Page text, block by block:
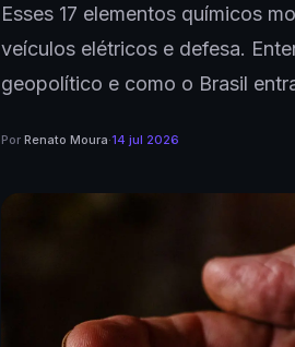
Esses 17 elementos químicos
veículos elétricos e defesa.
geopolítico e como o Brasil
Por Renato Moura·14 jul 2026